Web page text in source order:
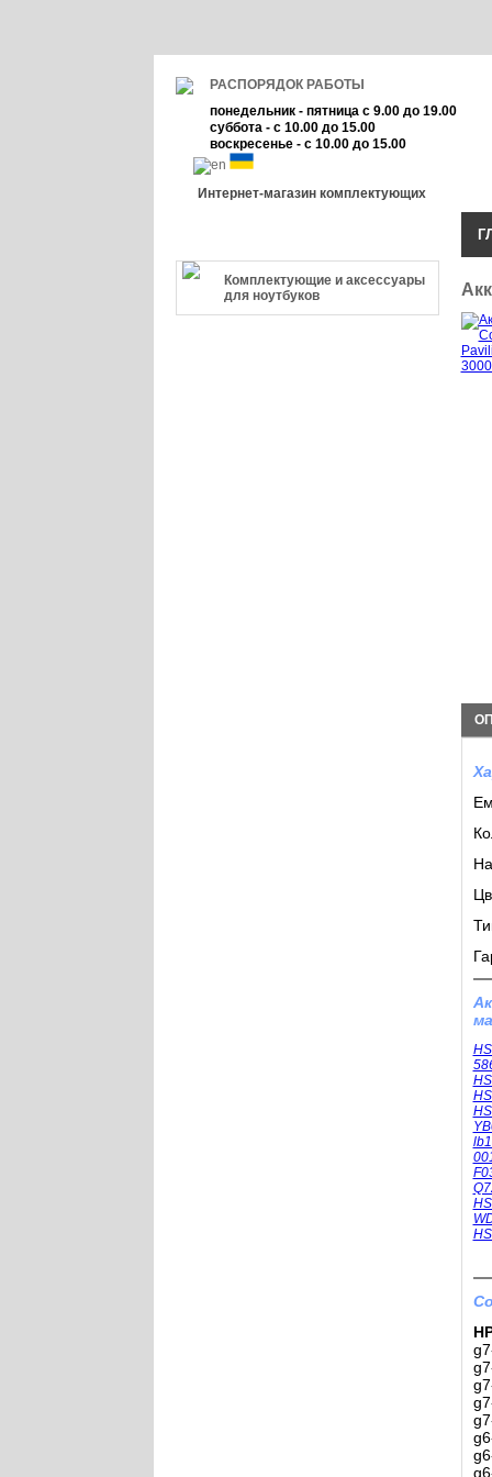
РАСПОРЯДОК РАБОТЫ
понедельник - пятница с 9.00 до 19.00
суббота - с 10.00 до 15.00
воскресенье - с 10.00 до 15.00
Интернет-магазин комплектующих
Комплектующие и аксессуары
для ноутбуков